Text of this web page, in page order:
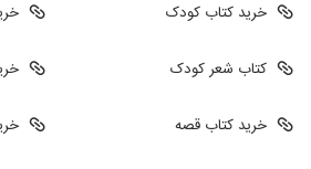
خرید کتاب کودک
کتاب شعر کودک
خرید کتاب قصه